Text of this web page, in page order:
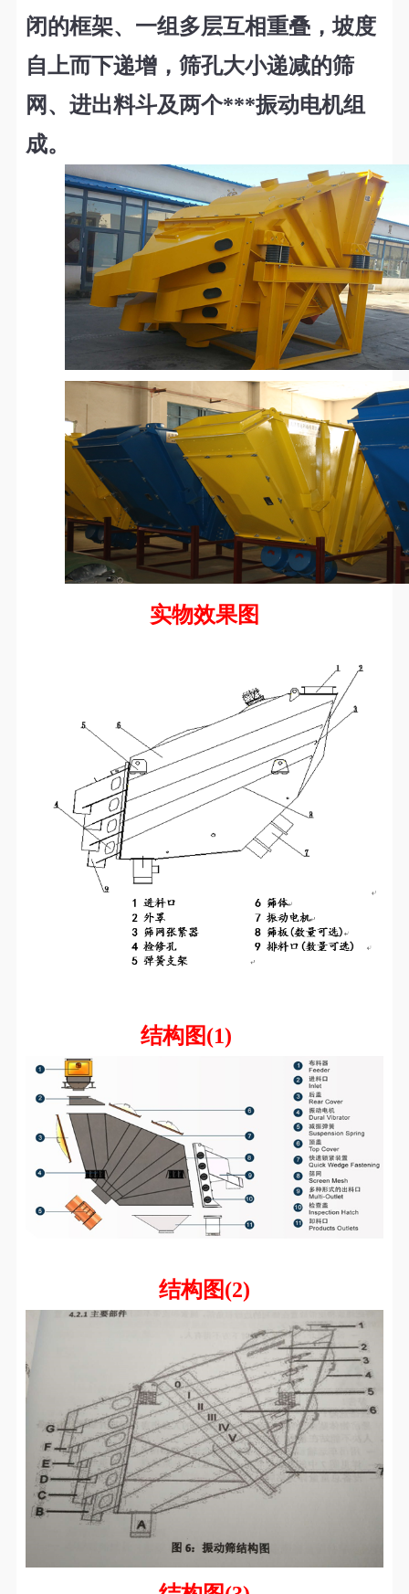
闭的框架、一组多层互相重叠，坡度
自上而下递增，筛孔大小递减的筛
网、进出料斗及两个***振动电机组
成。
实物效果图
结构图(1)
结构图(2)